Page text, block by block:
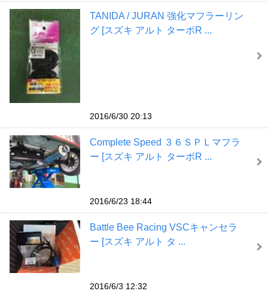
TANIDA / JURAN 強化マフラーリン
グ [スズキ アルト ターボR ...
2016/6/30 20:13
Complete Speed ３６ＳＰＬマフラ
ー [スズキ アルト ターボR ...
2016/6/23 18:44
Battle Bee Racing VSCキャンセラ
ー [スズキ アルト タ ...
2016/6/3 12:32